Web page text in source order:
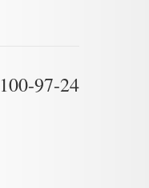
100-97-24